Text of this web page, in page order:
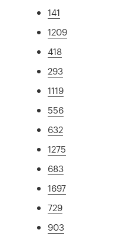
141
1209
418
293
1119
556
632
1275
683
1697
729
903